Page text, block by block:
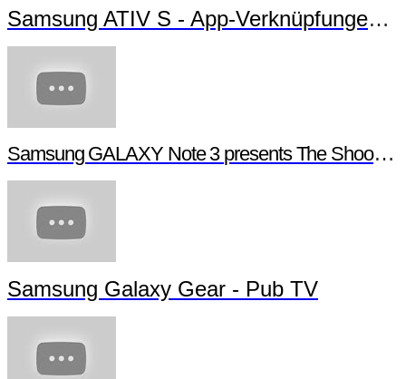
Samsung ATIV S - App-Verknüpfungen erstellen
Samsung GALAXY Note 3 presents The Shoot - Behind the scenes
Samsung Galaxy Gear - Pub TV